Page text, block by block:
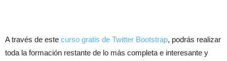
A través de este curso gratis de Twitter Bootstrap, podrás realizar
toda la formación restante de lo más completa e interesante y